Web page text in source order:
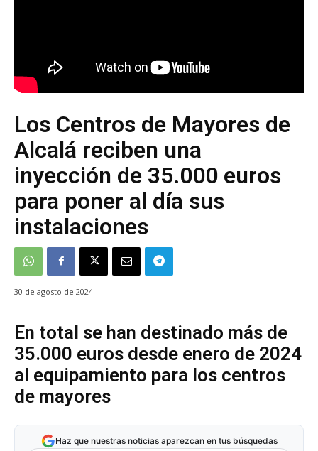
Los Centros de Mayores de
Alcalá reciben una
inyección de 35.000 euros
para poner al día sus
instalaciones
30 de agosto de 2024
En total se han destinado más de
35.000 euros desde enero de 2024
al equipamiento para los centros
de mayores
Haz que nuestras noticias aparezcan en tus búsquedas